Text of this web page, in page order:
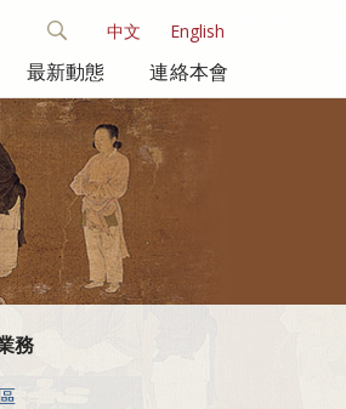
中文 English
最新動態 連絡本會
務